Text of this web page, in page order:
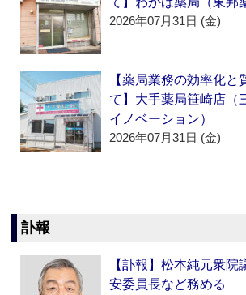
2026年07月31日 (金)
【薬局業務の効率化と
て】大手薬局笹崎店（
イノベーション）
2026年07月31日 (金)
訃報
【訃報】松本純元衆院
安委員長など務める